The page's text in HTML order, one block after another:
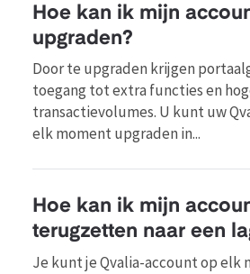
Hoe kan ik mijn
upgraden?
Door te upgraden krijgen
toegang tot extra functies en
transactievolumes. U kunt uw
elk moment upgraden in...
Hoe kan ik mijn
terugzetten naar een
Je kunt je Qvalia-account op elk